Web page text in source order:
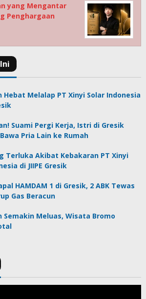
yang Mengantar
Penghargaan
Hebat Melalap PT Xinyi Solar Indonesia
Suami Pergi Kerja, Istri di Gresik
Pria Lain ke Rumah
Terluka Akibat Kebakaran PT Xinyi
di JIIPE Gresik
HAMDAM 1 di Gresik, 2 ABK Tewas
Gas Beracun
Semakin Meluas, Wisata Bromo